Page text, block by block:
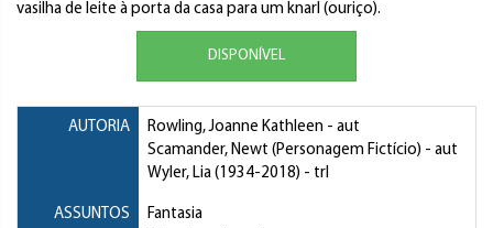
vasilha de leite à porta da casa para um knarl (ouriço).
DISPONÍVEL
AUTORIA Rowling, Joanne Kathleen - aut
Scamander, Newt (Personagem Fictício) - aut
Wyler, Lia (1934-2018) - trl
ASSUNTOS
Fantasia